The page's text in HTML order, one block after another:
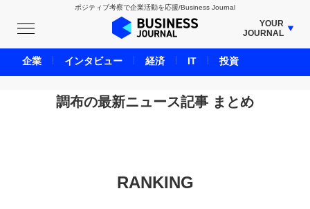
ポジティブ考察で企業活動を応援/Business Journal
YOUR
JOURNAL
BUSINESS JOURNAL
UNICORN JOURNAL
CARBON CREDITS JOURNAL
LIFE ENDING JOURNAL
調布の最新ニュース記事 まとめ
RANKING
企業 インタビュー 経済 IT 投資